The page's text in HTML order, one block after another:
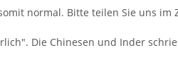
normal. Bitte teilen Sie uns im
Die Chinesen und Inder